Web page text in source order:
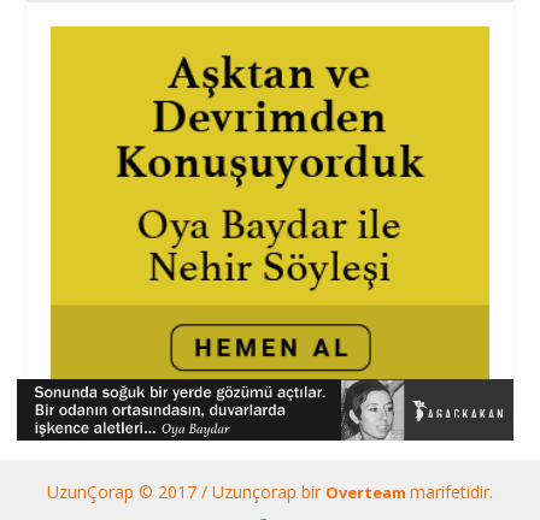
UzunÇorap © 2017 / Uzunçorap bir Overteam marifetidir.